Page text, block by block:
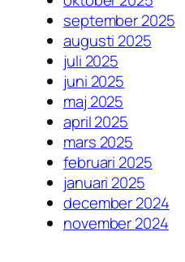
september 2025
augusti 2025
juli 2025
juni 2025
maj 2025
april 2025
mars 2025
februari 2025
januari 2025
december 2024
november 2024